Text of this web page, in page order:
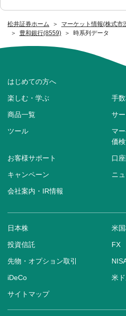
松井証券ホーム
マーケット情報(株式市
豊和銀行(8559)
時系列データ
はじめての方へ
楽しむ・学ぶ 手
商品一覧 サ
ツール
マ
価
お客様サポート 口
キャンペーン ニ
会社案内・IR情報
日本株 米
投資信託 FX
先物・オプション取引
iDeCo 米
サイトマップ